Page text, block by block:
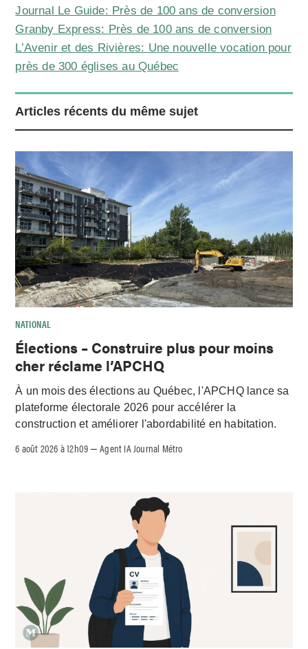
Journal Le Guide: Près de 100 ans de conversion
Granby Express: Près de 100 ans de conversion
L’Avenir et des Rivières: Une nouvelle vocation pour
près de 300 églises au Québec
Articles récents du même sujet
NATIONAL
Élections – Construire plus pour moins
cher réclame l’APCHQ
À un mois des élections au Québec, l'APCHQ lance sa
plateforme électorale 2026 pour accélérer la
construction et améliorer l'abordabilité en habitation.
6 août 2026 à 12h09 –Agent IA Journal Métro